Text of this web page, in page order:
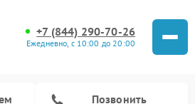
+7 (844) 290-70-26
Ежедневно, с 10:00 до 20:00
Позвонить